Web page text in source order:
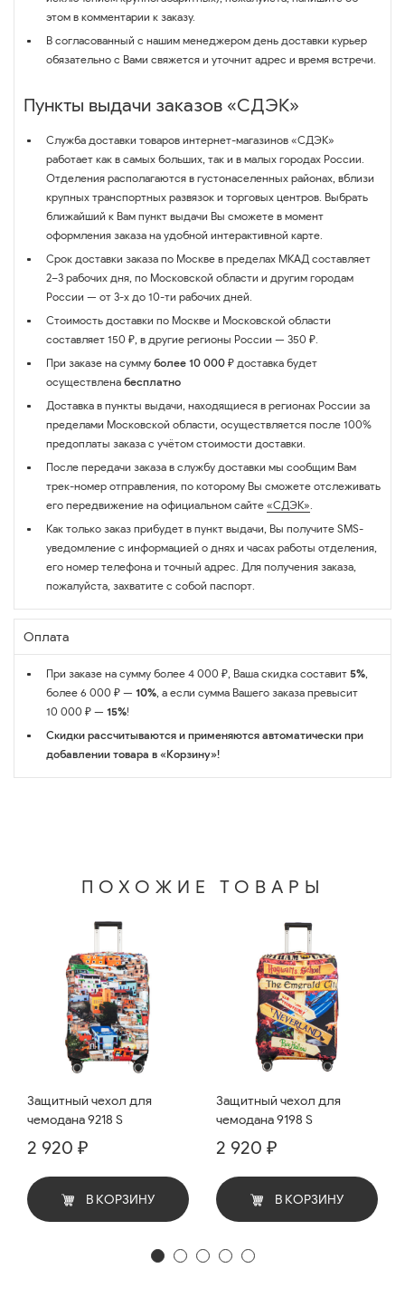
этом в комментарии к заказу.
В согласованный с нашим менеджером день доставки курьер
обязательно с Вами свяжется и уточнит адрес и время встречи.
Пункты выдачи заказов «СДЭК»
Служба доставки товаров интернет-магазинов «СДЭК»
работает как в самых больших, так и в малых городах России.
Отделения располагаются в густонаселенных районах, вблизи
крупных транспортных развязок и торговых центров. Выбрать
ближайший к Вам пункт выдачи Вы сможете в момент
оформления заказа на удобной интерактивной карте.
Срок доставки заказа по Москве в пределах МКАД составляет
2–3 рабочих дня, по Московской области и другим городам
России — от 3-х до 10-ти рабочих дней.
Стоимость доставки по Москве и Московской области
составляет 150 ₽, в другие регионы России — 350 ₽.
При заказе на сумму более 10 000 ₽ доставка будет
осуществлена бесплатно
Доставка в пункты выдачи, находящиеся в регионах России за
пределами Московской области, осуществляется после 100%
предоплаты заказа с учётом стоимости доставки.
После передачи заказа в службу доставки мы сообщим Вам
трек-номер отправления, по которому Вы сможете отслеживать
его передвижение на официальном сайте «СДЭК».
Как только заказ прибудет в пункт выдачи, Вы получите SMS-
уведомление с информацией о днях и часах работы отделения,
его номер телефона и точный адрес. Для получения заказа,
пожалуйста, захватите с собой паспорт.
Оплата
При заказе на сумму более 4 000 ₽, Ваша скидка составит 5%,
более 6 000 ₽ — 10%, а если сумма Вашего заказа превысит
10 000 ₽ — 15%!
Скидки рассчитываются и применяются автоматически при
добавлении товара в «Корзину»!
ПОХОЖИЕ ТОВАРЫ
Защитный чехол для
чемодана 9218 S
2 920 ₽
В КОРЗИНУ
Защитный чехол для
чемодана 9198 S
2 920 ₽
В КОРЗИНУ